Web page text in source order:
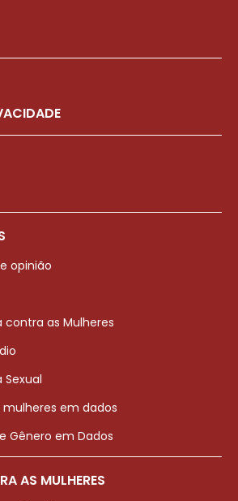
opinião
contra as Mulheres
Sexual
em dados
Gênero em Dados
AS MULHERES